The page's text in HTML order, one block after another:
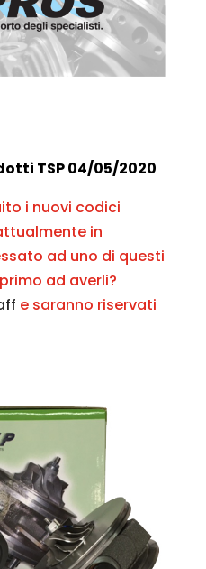
TSP 04/05/2020
i nuovi codici
in
ad uno di questi
ad averli?
e saranno riservati